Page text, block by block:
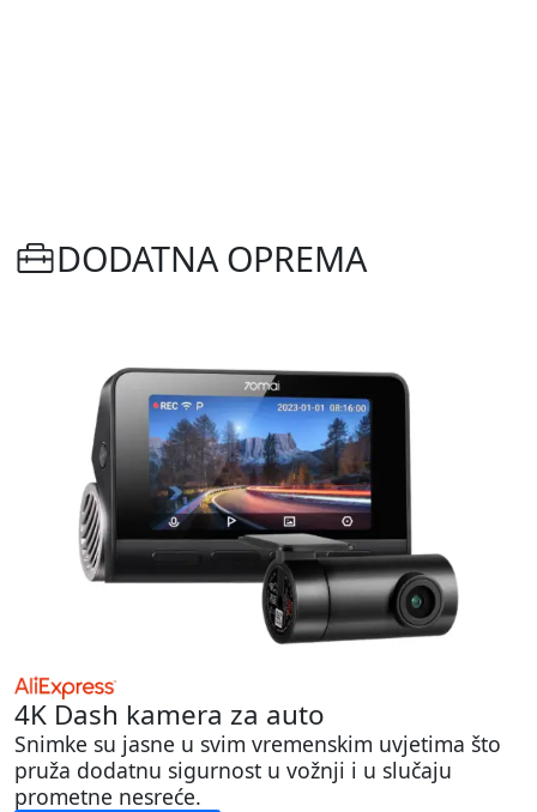
DODATNA OPREMA
4K Dash kamera za auto
Snimke su jasne u svim vremenskim uvjetima što
pruža dodatnu sigurnost u vožnji i u slučaju
prometne nesreće.